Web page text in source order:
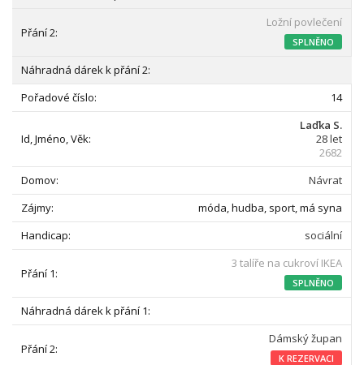
Ložní povlečení
SPLNĚNO
14
Laďka S.
28 let
2682
Návrat
móda, hudba, sport, má syna
sociální
3 talíře na cukroví IKEA
SPLNĚNO
Dámský župan
K REZERVACI